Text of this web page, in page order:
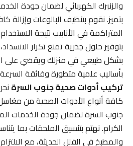
والزنبرك الكهربائي لضمان جودة
بتميز. نقوم بتنظيف البالوعات وإزالة
المتراكمة في الأنابيب نتيجة الاستخدام
بتوفير حلول جذرية تمنع تكرار
بشكل طبيعي في منزلك ويقضي على
بأساليب علمية متطورة وفائقة السرعة
تركيب أدوات صحية جنوب السرةنحن
كافة أنواع الأدوات الصحية من
جنوب السرة لضمان جودة الخدمات
الكرام. نهتم بتنسيق الملحقات بما
والمطبخ في الفلل الحديثة، مع الالتزام